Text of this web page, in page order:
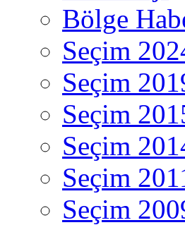
Bölge
Seçim
Seçim
Seçim
Seçim
Seçim
Seçim